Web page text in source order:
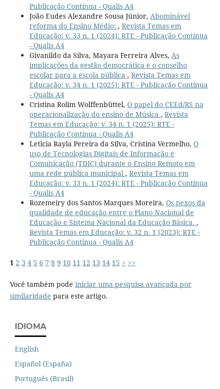
Publicação Contínua - Qualis A4
João Eudes Alexandre Sousa Júnior, Abominável
reforma do Ensino Médio: , Revista Temas em
Educação: v. 33 n. 1 (2024): RTE - Publicação Contínua
- Qualis A4
Givanildo da Silva, Mayara Ferreira Alves, As
implicações da gestão democrática e o conselho
escolar para a escola pública , Revista Temas em
Educação: v. 34 n. 1 (2025): RTE - Publicação Contínua
- Qualis A4
Cristina Rolim Wolffenbüttel, O papel do CEEd/RS na
operacionalização do ensino de Música , Revista
Temas em Educação: v. 34 n. 1 (2025): RTE -
Publicação Contínua - Qualis A4
Leticia Rayla Pereira da Silva, Cristina Vermelho, O
uso de Tecnologias Digitais de Informação e
Comunicação (TDIC) durante o Ensino Remoto em
uma rede pública municipal , Revista Temas em
Educação: v. 33 n. 1 (2024): RTE - Publicação Contínua
- Qualis A4
Rozemeiry dos Santos Marques Moreira, Os nexos da
qualidade de educação entre o Plano Nacional de
Educação e Sistema Nacional da Educação Básica. ,
Revista Temas em Educação: v. 32 n. 1 (2023): RTE -
Publicação Contínua - Qualis A4
1 2 3 4 5 6 7 8 9 10 11 12 13 14 15 > >>
Você também pode iniciar uma pesquisa avançada por
similaridade para este artigo.
IDIOMA
English
Español (España)
Português (Brasil)